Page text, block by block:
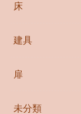
床
建具
扉
未分類